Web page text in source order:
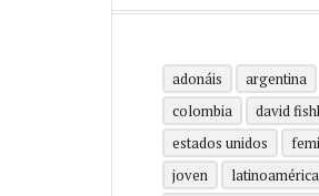
adonáis argentina
colombia
david
estados unidos
joven
latinoamérica